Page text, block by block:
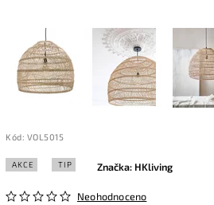
Kód: VOL5015
AKCE TIP
Neohodnoceno
Značka: HKliving